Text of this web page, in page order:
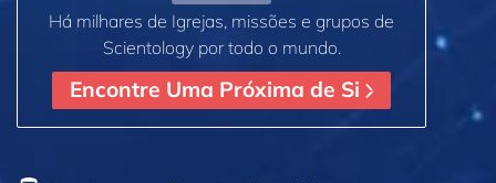
Há milhares de Igrejas, missões e grupos de
Scientology por todo o mundo.
Encontre Uma Próxima de Si